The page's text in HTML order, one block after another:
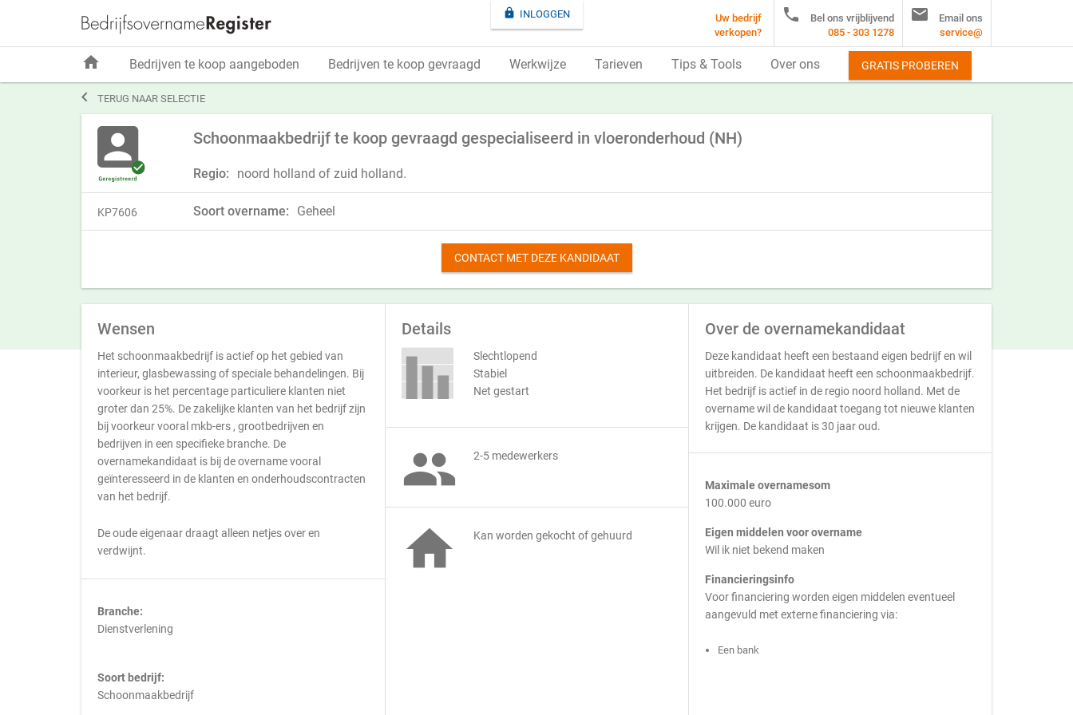
 TERUG NAAR SELECTIE
Schoonmaakbedrijf te koop gevraagd gespecialiseerd in vloeronderhoud (NH)
Regio: noord holland of zuid holland.
KP7606 Soort overname: Geheel
CONTACT MET DEZE KANDIDAAT
Wensen
Het schoonmaakbedrijf is actief op het gebied van
interieur, glasbewassing of speciale behandelingen. Bij
voorkeur is het percentage particuliere klanten niet
groter dan 25%. De zakelijke klanten van het bedrijf zijn
bij voorkeur vooral mkb-ers , grootbedrijven en
bedrijven in een specifieke branche. De
overnamekandidaat is bij de overname vooral
geïnteresseerd in de klanten en onderhoudscontracten
van het bedrijf.
De oude eigenaar draagt alleen netjes over en
verdwijnt.
Branche:
Dienstverlening
Soort bedrijf:
Schoonmaakbedrijf
Details
Slechtlopend
Stabiel
Net gestart
 2-5 medewerkers
 Kan worden gekocht of gehuurd
Over de overnamekandidaat
Deze kandidaat heeft een bestaand eigen bedrijf en wil
uitbreiden. De kandidaat heeft een schoonmaakbedrijf.
Het bedrijf is actief in de regio noord holland. Met de
overname wil de kandidaat toegang tot nieuwe klanten
krijgen. De kandidaat is 30 jaar oud.
Maximale overnamesom
100.000 euro
Eigen middelen voor overname
Wil ik niet bekend maken
Financieringsinfo
Voor financiering worden eigen middelen eventueel
aangevuld met externe financiering via:
Een bank
 INLOGGEN
Uw bedrijf
verkopen?

Bel ons vrijblijvend
085 - 303 1278

Email ons
service@
home Bedrijven te koop aangeboden Bedrijven te koop gevraagd Werkwijze Tarieven Tips & Tools Over ons GRATIS PROBEREN